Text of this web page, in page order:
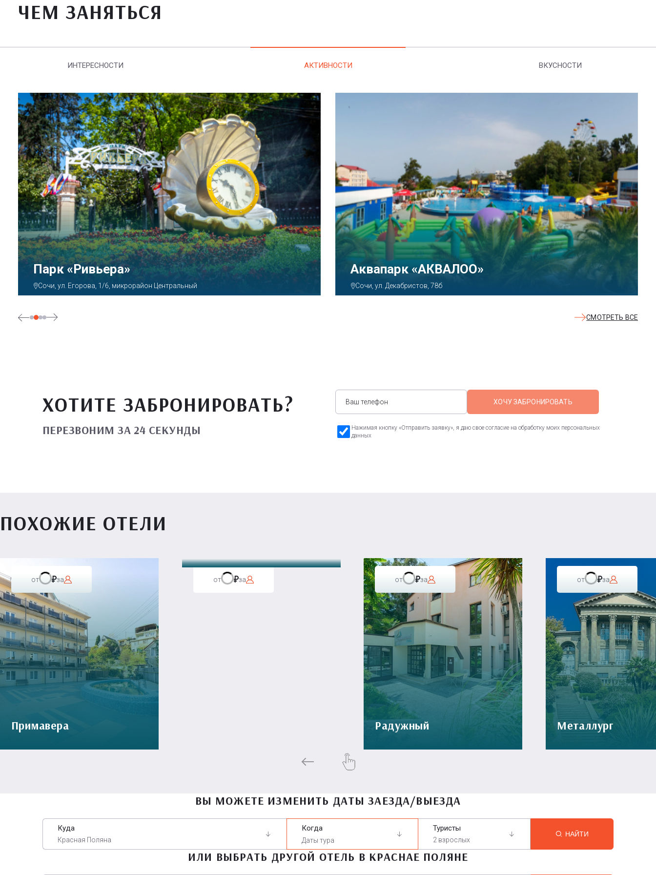
ЧЕМ ЗАНЯТЬСЯ
ИНТЕРЕСНОСТИ АКТИВНОСТИ ВКУСНОСТИ
Парк «Ривьера»
Сочи, ул. Егорова, 1/6, микрорайон Центральный
Аквапарк «АКВАЛОО»
Сочи, ул. Декабристов, 78б
СМОТРЕТЬ ВСЕ
ХОТИТЕ ЗАБРОНИРОВАТЬ?
ПЕРЕЗВОНИМ ЗА 24 СЕКУНДЫ
ХОЧУ ЗАБРОНИРОВАТЬ
Нажимая кнопку «Отправить заявку», я даю свое согласие на обработку моих персональных
данных
ПОХОЖИЕ ОТЕЛИ
от за
Примавера
от за от за
Радужный
от за
Металлург
ВЫ МОЖЕТЕ ИЗМЕНИТЬ ДАТЫ ЗАЕЗДА/ВЫЕЗДА
Куда
Красная Поляна
Когда Туристы
2 взрослых
НАЙТИ
ИЛИ ВЫБРАТЬ ДРУГОЙ ОТЕЛЬ В КРАСНАЕ ПОЛЯНЕ